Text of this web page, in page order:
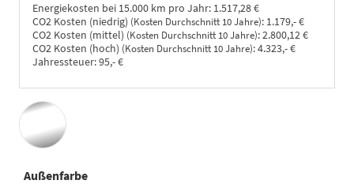
Energiekosten bei 15.000 km pro Jahr: 1.517,28 €
CO2 Kosten (niedrig) (Kosten Durchschnitt 10 Jahre): 1.179,- €
CO2 Kosten (mittel) (Kosten Durchschnitt 10 Jahre):2.800,12 €
CO2 Kosten (hoch) (Kosten Durchschnitt 10 Jahre):4.323,- €
Jahressteuer:95,- €
Außenfarbe